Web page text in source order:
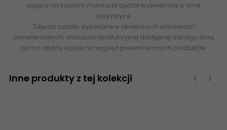
zdjęcie na każdym monitorze będzie wyświetlone w innej
kolorystyce.
Zdjęcia zostały wykonane w określonych warunkach
oświetleniowych, oraz partii produkcyjnej dostępnej danego dnia,
co ma istotny wpływ na wygląd prezentowanych produktów.
Inne produkty z tej kolekcji